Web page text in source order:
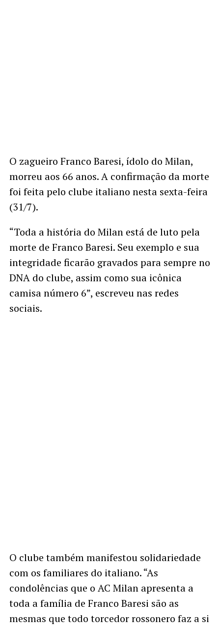
O zagueiro Franco Baresi, ídolo do Milan,
morreu aos 66 anos. A confirmação da morte
foi feita pelo clube italiano nesta sexta-feira
(31/7).
“Toda a história do Milan está de luto pela
morte de Franco Baresi. Seu exemplo e sua
integridade ficarão gravados para sempre no
DNA do clube, assim como sua icônica
camisa número 6”, escreveu nas redes
sociais.
O clube também manifestou solidariedade
com os familiares do italiano. “As
condolências que o AC Milan apresenta a
toda a família de Franco Baresi são as
mesmas que todo torcedor rossonero faz a si